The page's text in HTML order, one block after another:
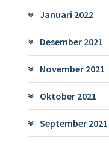
Januari 2022
Desember 2021
November 2021
Oktober 2021
September 2021